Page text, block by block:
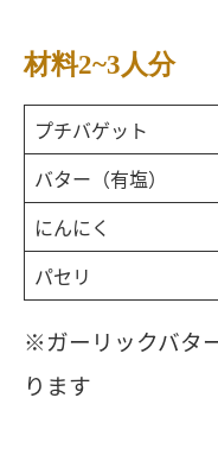
材料2~3人分
プチバゲット
バター（有塩）
にんにく
パセリ
※ガーリックバタ
ります